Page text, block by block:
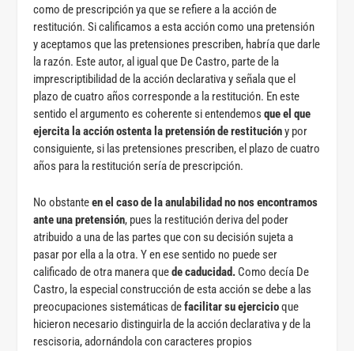
como de prescripción ya que se refiere a la acción de
restitución. Si calificamos a esta acción como una pretensión
y aceptamos que las pretensiones prescriben, habría que darle
la razón. Este autor, al igual que De Castro, parte de la
imprescriptibilidad de la acción declarativa y señala que el
plazo de cuatro años corresponde a la restitución. En este
sentido el argumento es coherente si entendemosque el que
ejercita la acción ostenta la pretensión de restitucióny por
consiguiente, si las pretensiones prescriben, el plazo de cuatro
años para la restitución sería de prescripción.
No obstanteen el caso de la anulabilidad no nos encontramos
ante una pretensión, pues la restitución deriva del poder
atribuido a una de las partes que con su decisión sujeta a
pasar por ella a la otra. Y en ese sentido no puede ser
calificado de otra manera quede caducidad. Como decía De
Castro, la especial construcción de esta acción se debe a las
preocupaciones sistemáticas defacilitar su ejercicioque
hicieron necesario distinguirla de la acción declarativa y de la
rescisoria, adornándola con caracteres propios